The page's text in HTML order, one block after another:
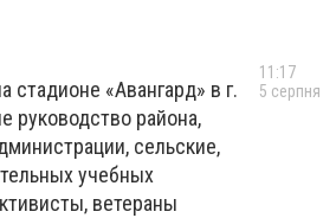
стадионе «Авангард» в г.
руководство района,
сельские,
учебных
ветераны
11:17
5 серпня